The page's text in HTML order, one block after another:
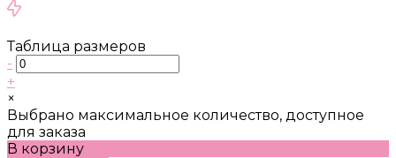
Таблица размеров
-
+
×
Выбрано максимальное количество, доступное
для заказа
В корзину